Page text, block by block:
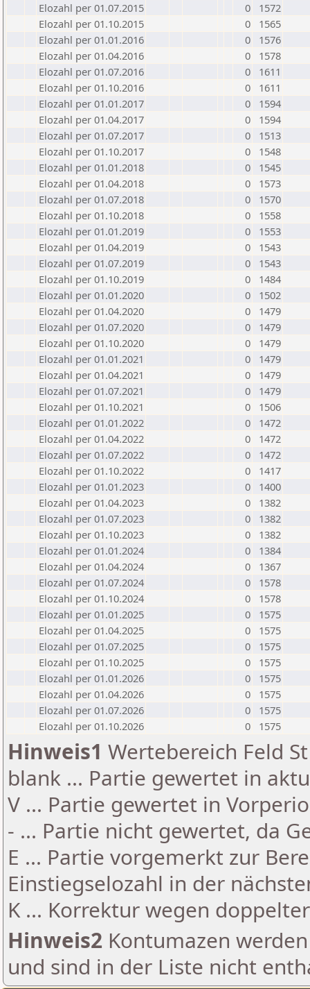
Elozahl per 01.07.2015
0
1572
Elozahl per 01.10.2015
0
1565
Elozahl per 01.01.2016
0
1576
Elozahl per 01.04.2016
0
1578
Elozahl per 01.07.2016
0
1611
Elozahl per 01.10.2016
0
1611
Elozahl per 01.01.2017
0
1594
Elozahl per 01.04.2017
0
1594
Elozahl per 01.07.2017
0
1513
Elozahl per 01.10.2017
0
1548
Elozahl per 01.01.2018
0
1545
Elozahl per 01.04.2018
0
1573
Elozahl per 01.07.2018
0
1570
Elozahl per 01.10.2018
0
1558
Elozahl per 01.01.2019
0
1553
Elozahl per 01.04.2019
0
1543
Elozahl per 01.07.2019
0
1543
Elozahl per 01.10.2019
0
1484
Elozahl per 01.01.2020
0
1502
Elozahl per 01.04.2020
0
1479
Elozahl per 01.07.2020
0
1479
Elozahl per 01.10.2020
0
1479
Elozahl per 01.01.2021
0
1479
Elozahl per 01.04.2021
0
1479
Elozahl per 01.07.2021
0
1479
Elozahl per 01.10.2021
0
1506
Elozahl per 01.01.2022
0
1472
Elozahl per 01.04.2022
0
1472
Elozahl per 01.07.2022
0
1472
Elozahl per 01.10.2022
0
1417
Elozahl per 01.01.2023
0
1400
Elozahl per 01.04.2023
0
1382
Elozahl per 01.07.2023
0
1382
Elozahl per 01.10.2023
0
1382
Elozahl per 01.01.2024
0
1384
Elozahl per 01.04.2024
0
1367
Elozahl per 01.07.2024
0
1578
Elozahl per 01.10.2024
0
1578
Elozahl per 01.01.2025
0
1575
Elozahl per 01.04.2025
0
1575
Elozahl per 01.07.2025
0
1575
Elozahl per 01.10.2025
0
1575
Elozahl per 01.01.2026
0
1575
Elozahl per 01.04.2026
0
1575
Elozahl per 01.07.2026
0
1575
Elozahl per 01.10.2026
0 1575
Hinweis1 Wertebereich Feld
blank ... Partie gewertet in
V ... Partie gewertet in
- ... Partie nicht gewertet, da
E ... Partie vorgemerkt zur
Einstiegselozahl in der
K ... Korrektur wegen
Hinweis2 Kontumazen
und sind in der Liste nicht